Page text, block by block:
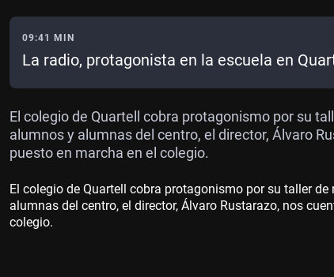
09:41 MIN
La radio, protagonista en la escuela en
El colegio de Quartell cobra protagonismo por su
alumnos y alumnas del centro, el director, Álvaro
puesto en marcha en el colegio.
El colegio de Quartell cobra protagonismo por su taller
alumnas del centro, el director, Álvaro Rustarazo, nos
colegio.